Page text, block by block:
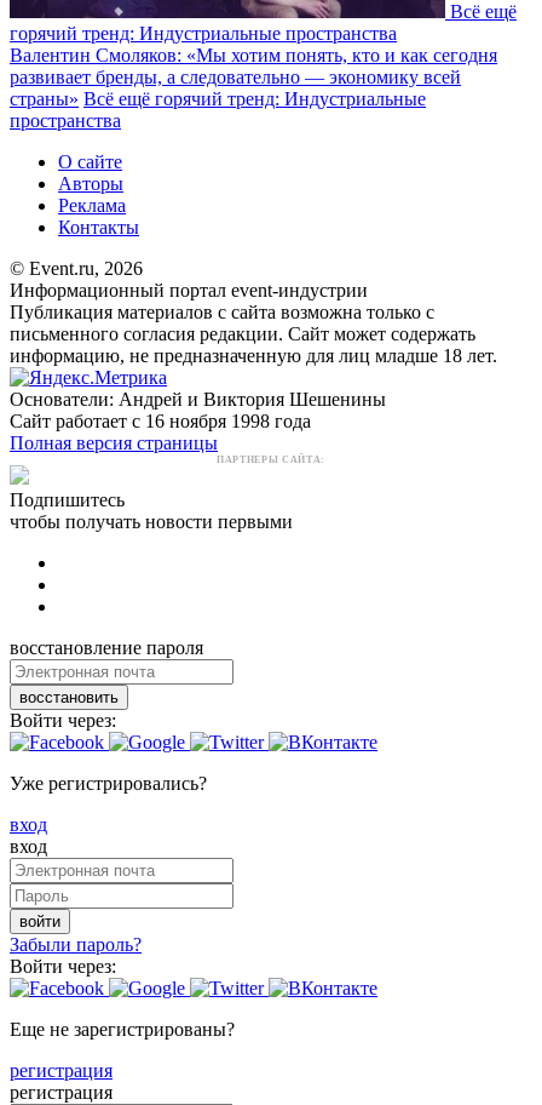
Всё ещё
горячий тренд: Индустриальные пространства
Валентин Смоляков: «Мы хотим понять, кто и как сегодня
развивает бренды, а следовательно — экономику всей
страны» Всё ещё горячий тренд: Индустриальные
пространства
О сайте
Авторы
Реклама
Контакты
© Event.ru, 2026
Информационный портал event-индустрии
Публикация материалов с сайта возможна только с
письменного согласия редакции. Сайт может содержать
информацию, не предназначенную для лиц младше 18 лет.
Основатели: Андрей и Виктория Шешенины
Сайт работает с 16 ноября 1998 года
Полная версия страницы
ПАРТНЕРЫ САЙТА:
Подпишитесь
чтобы получать новости первыми
восстановление пароля
восстановить
Войти через:
Уже регистрировались?
вход
вход
войти
Забыли пароль?
Войти через:
Еще не зарегистрированы?
регистрация
регистрация